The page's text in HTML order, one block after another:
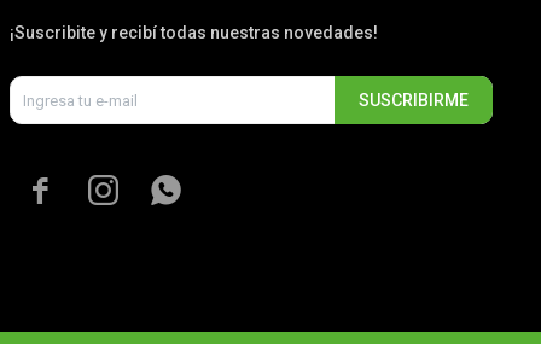
¡Suscribite y recibí todas nuestras novedades!
SUSCRIBIRME
  